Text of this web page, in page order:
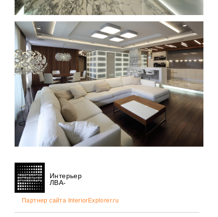
Интерьер
ЛВА-
Партнер сайта InteriorExplorer.ru